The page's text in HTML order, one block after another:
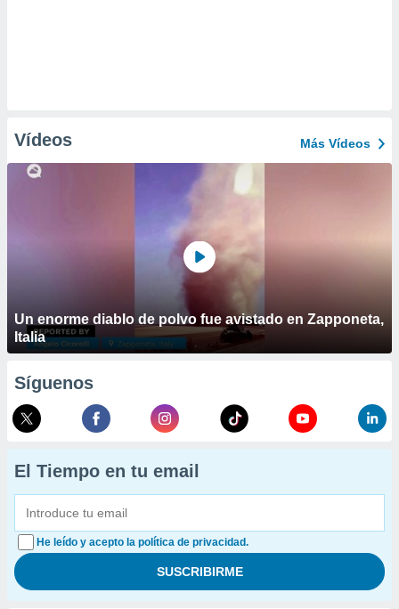
Vídeos Más Vídeos
Un enorme diablo de polvo fue avistado en Zapponeta,
Italia
Síguenos
El Tiempo en tu email
He leído y acepto la política de privacidad.